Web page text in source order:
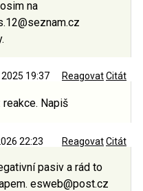
na
19:37 ReagovatCitát
Napiš
22:23 ReagovatCitát
pasiv a rád to
esweb@post.cz